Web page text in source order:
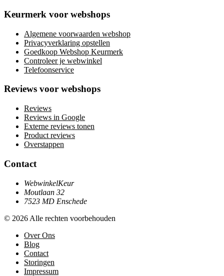
Keurmerk voor webshops
Algemene voorwaarden webshop
Privacyverklaring opstellen
Goedkoop Webshop Keurmerk
Controleer je webwinkel
Telefoonservice
Reviews voor webshops
Reviews
Reviews in Google
Externe reviews tonen
Product reviews
Overstappen
Contact
WebwinkelKeur
Moutlaan 32
7523 MD Enschede
© 2026 Alle rechten voorbehouden
Over Ons
Blog
Contact
Storingen
Impressum